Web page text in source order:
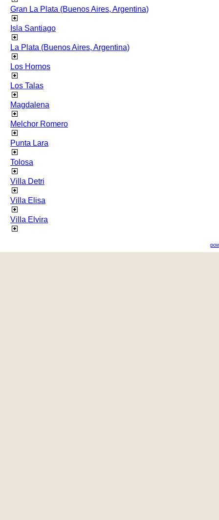
Gran La Plata (Buenos Aires, Argentina)
Isla Santiago
La Plata (Buenos Aires, Argentina)
Los Hornos
Los Talas
Magdalena
Melchor Romero
Punta Lara
Tolosa
Villa Detri
Villa Elisa
Villa Elvira